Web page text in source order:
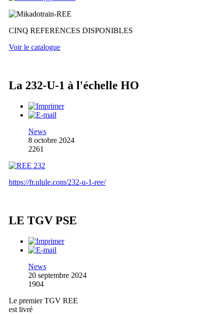
CINQ REFERENCES DISPONIBLES
Voir le catalogue
La 232-U-1 à l'échelle HO
News
8 octobre 2024
2261
https://fr.ulule.com/232-u-1-ree/
LE TGV PSE
News
20 septembre 2024
1904
Le premier TGV REE
est livré